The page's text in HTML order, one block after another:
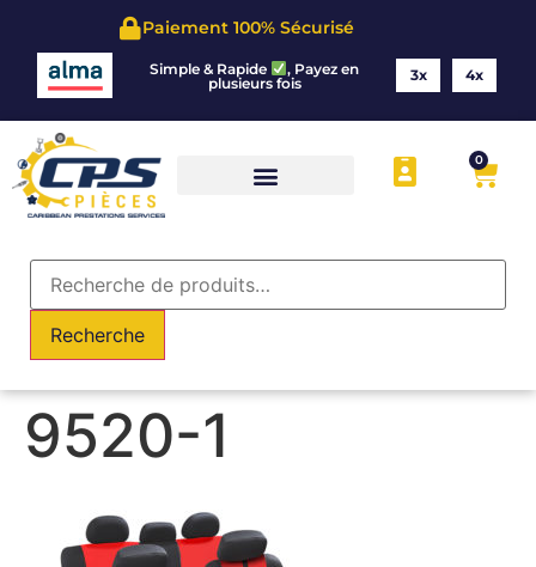
Simple & Rapide
, Payez en
plusieurs fois
3x 4x
Paiement 100% Sécurisé
0
Recherche
9520-1